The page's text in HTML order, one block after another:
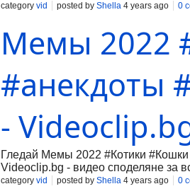
category vid posted by Shella 4 years ago 0
Мемы 2022
#анекдоты
-
Гледай Мемы 2022 #Котики
Videoclip.bg - видео споделяне за
category vid posted by Shella 4 years ago 0